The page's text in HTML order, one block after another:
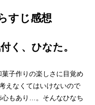
すじ感想
く、ひなた。
子作りの楽しさに目覚め
えなくてはいけないので
心もあり…。そんなひなち